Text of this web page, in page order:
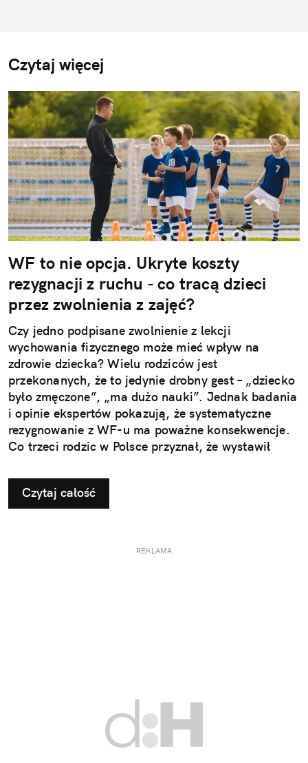
Czytaj więcej
WF to nie opcja. Ukryte koszty
rezygnacji z ruchu - co tracą dzieci
przez zwolnienia z zajęć?
Czy jedno podpisane zwolnienie z lekcji
wychowania fizycznego może mieć wpływ na
zdrowie dziecka? Wielu rodziców jest
przekonanych, że to jedynie drobny gest – „dziecko
było zmęczone”, „ma dużo nauki”. Jednak badania
i opinie ekspertów pokazują, że systematyczne
rezygnowanie z WF-u ma poważne konsekwencje.
Co trzeci rodzic w Polsce przyznał, że wystawił
ruchowych. Ta pozornie niewinna decyzja w
dłuższej perspektywie odbiera najmłodszym szansę
na prawidłowy rozwój i budowanie odporności, a
ujawniają się dopiero w dorosłym życiu.
Czytaj całość
REKLAMA